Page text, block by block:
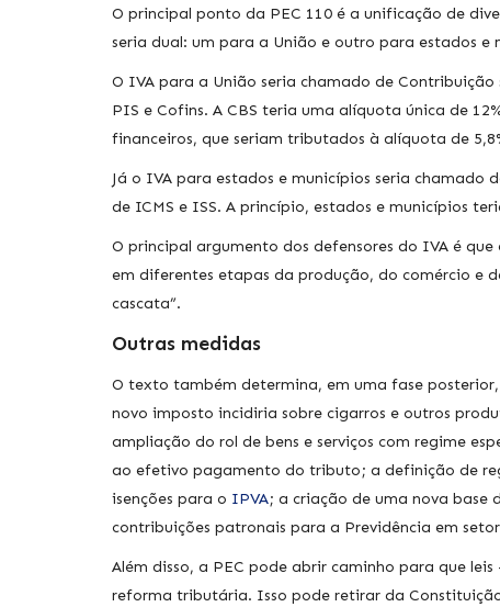
O principal ponto da PEC 110 é a unificação de
seria dual: um para a União e outro para estados e
O IVA para a União seria chamado de
PIS e Cofins. A CBS teria uma alíquota única de
financeiros, que seriam tributados à alíquota de
Já o IVA para estados e municípios seria chamado
de ICMS e ISS. A princípio, estados e municípios
O principal argumento dos defensores do IVA é
em diferentes etapas da produção, do comércio e
cascata”.
Outras medidas
O texto também determina, em uma fase
novo imposto incidiria sobre cigarros e outros
ampliação do rol de bens e serviços com regime
ao efetivo pagamento do tributo; a definição de
isenções para o IPVA; a criação de uma nova base
contribuições patronais para a Previdência em
Além disso, a PEC pode abrir caminho para que
reforma tributária. Isso pode retirar da